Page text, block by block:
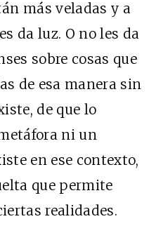
más veladas y a
da luz. O no les da
sobre cosas que
de esa manera sin
de que lo
ni un
en ese contexto,
que permite
realidades.